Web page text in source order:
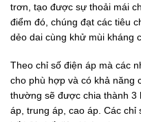
trơn, tạo được sự thoải mái
điểm đó, chúng đạt các tiêu
dẻo dai cùng khử mùi kháng
Theo chỉ số điện áp mà các
cho phù hợp và có khả năng
thường sẽ được chia thành 3
áp, trung áp, cao áp. Các